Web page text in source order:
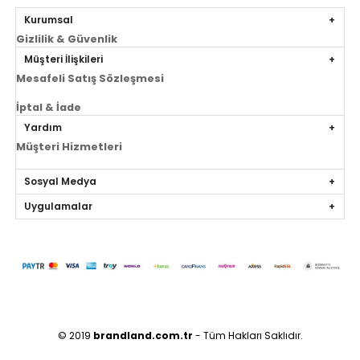
Kurumsal
Gizlilik & Güvenlik
Müşteri İlişkileri
Mesafeli Satış Sözleşmesi
İptal & İade
Yardım
Müşteri Hizmetleri
Sosyal Medya
Uygulamalar
© 2019 brandland.com.tr - Tüm Hakları Saklıdır.